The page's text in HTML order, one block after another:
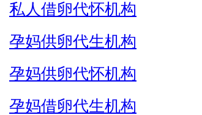
私人借卵代怀机构
孕妈供卵代生机构
孕妈供卵代怀机构
孕妈借卵代生机构